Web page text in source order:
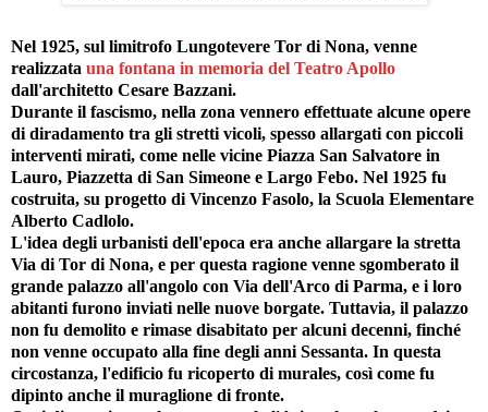
Nel 1925, sul limitrofo Lungotevere Tor di Nona, venne
realizzata una fontana in memoria del Teatro Apollo
dall'architetto Cesare Bazzani.
Durante il fascismo, nella zona vennero effettuate alcune opere
di diradamento tra gli stretti vicoli, spesso allargati con piccoli
interventi mirati, come nelle vicine Piazza San Salvatore in
Lauro, Piazzetta di San Simeone e Largo Febo. Nel 1925 fu
costruita, su progetto di Vincenzo Fasolo, la Scuola Elementare
Alberto Cadlolo.
L'idea degli urbanisti dell'epoca era anche allargare la stretta
Via di Tor di Nona, e per questa ragione venne sgomberato il
grande palazzo all'angolo con Via dell'Arco di Parma, e i loro
abitanti furono inviati nelle nuove borgate. Tuttavia, il palazzo
non fu demolito e rimase disabitato per alcuni decenni, finché
non venne occupato alla fine degli anni Sessanta. In questa
circostanza, l'edificio fu ricoperto di murales, così come fu
dipinto anche il muraglione di fronte.